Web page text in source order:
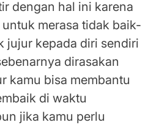
dengan hal ini karena
merasa tidak baik-
jujur kepada diri sendiri
dirasakan
kamu bisa membantu
di waktu
jika kamu perlu